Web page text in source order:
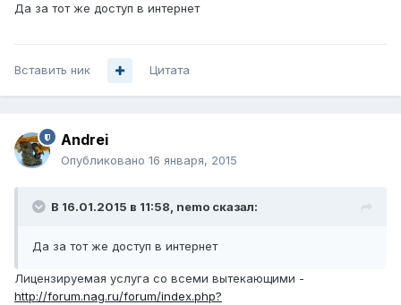
Да за тот же доступ в интернет
Вставить ник Цитата
Andrei
Опубликовано 16 января, 2015
В 16.01.2015 в 11:58, nemo сказал:
Да за тот же доступ в интернет
Лицензируемая услуга со всеми вытекающими -
http://forum.nag.ru/forum/index.php?